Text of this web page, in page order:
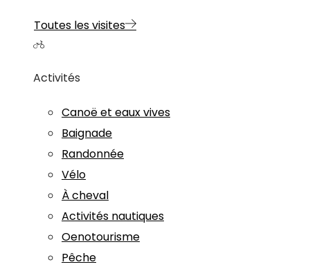
Toutes les visites
Activités
Canoë et eaux vives
Baignade
Randonnée
Vélo
À cheval
Activités nautiques
Oenotourisme
Pêche